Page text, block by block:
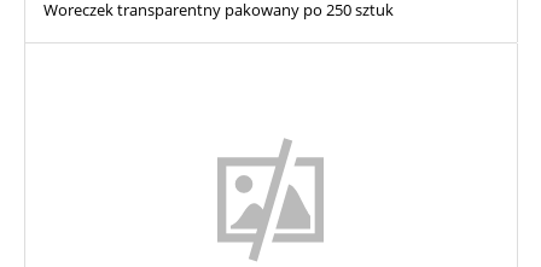
Woreczek transparentny pakowany po 250 sztuk